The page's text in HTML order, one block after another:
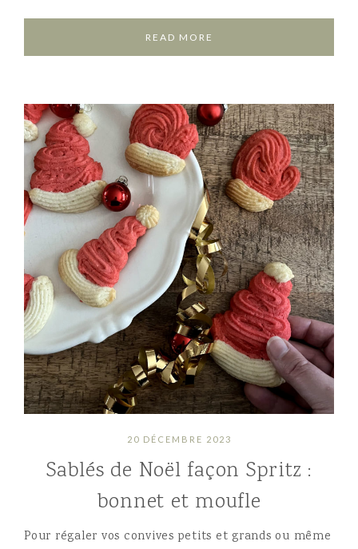
READ MORE
20 DÉCEMBRE 2023
Sablés de Noël façon Spritz :
bonnet et moufle
Pour régaler vos convives petits et grands ou même